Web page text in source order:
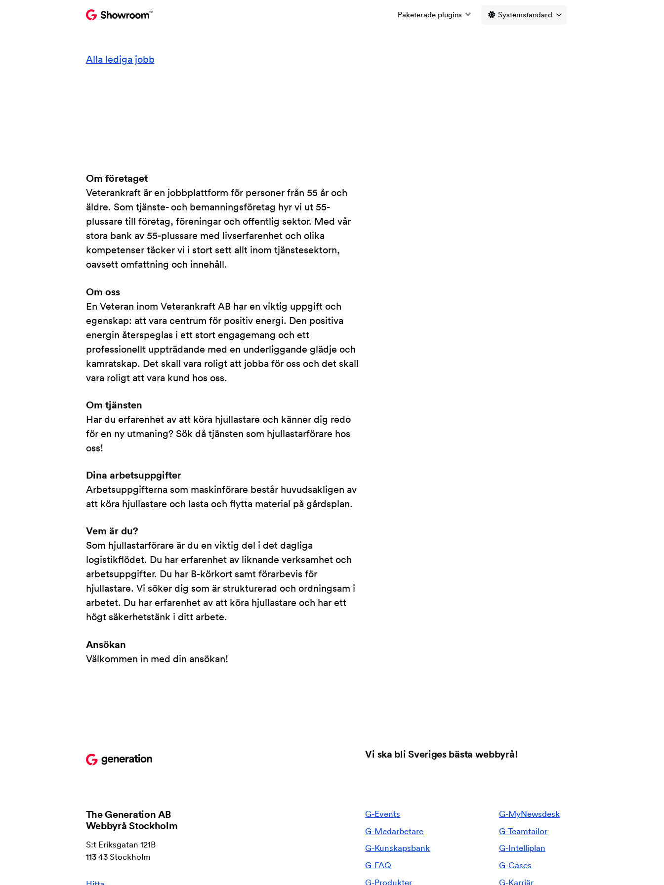
Paketerade plugins Systemstandard
Alla lediga jobb
Om företaget
Veterankraft är en jobbplattform för personer från 55 år och
äldre. Som tjänste- och bemanningsföretag hyr vi ut 55-
plussare till företag, föreningar och offentlig sektor. Med vår
stora bank av 55-plussare med livserfarenhet och olika
kompetenser täcker vi i stort sett allt inom tjänstesektorn,
oavsett omfattning och innehåll.
Om oss
En Veteran inom Veterankraft AB har en viktig uppgift och
egenskap: att vara centrum för positiv energi. Den positiva
energin återspeglas i ett stort engagemang och ett
professionellt uppträdande med en underliggande glädje och
kamratskap. Det skall vara roligt att jobba för oss och det skall
vara roligt att vara kund hos oss.
Om tjänsten
Har du erfarenhet av att köra hjullastare och känner dig redo
för en ny utmaning? Sök då tjänsten som hjullastarförare hos
oss!
Dina arbetsuppgifter
Arbetsuppgifterna som maskinförare består huvudsakligen av
att köra hjullastare och lasta och flytta material på gårdsplan.
Vem är du?
Som hjullastarförare är du en viktig del i det dagliga
logistikflödet. Du har erfarenhet av liknande verksamhet och
arbetsuppgifter. Du har B-körkort samt förarbevis för
hjullastare. Vi söker dig som är strukturerad och ordningsam i
arbetet. Du har erfarenhet av att köra hjullastare och har ett
högt säkerhetstänk i ditt arbete.
Ansökan
Välkommen in med din ansökan!
Vi ska bli Sveriges bästa webbyrå!
The Generation AB
Webbyrå Stockholm
S:t Eriksgatan 121B
113 43 Stockholm
G-Events
G-Medarbetare
G-Kunskapsbank
G-FAQ
G-Produkter
G-MyNewsdesk
G-Teamtailor
G-Intelliplan
G-Cases
G-Karriär